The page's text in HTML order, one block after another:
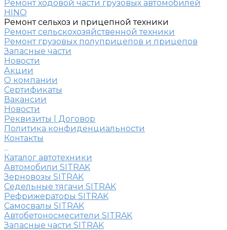
Ремонт ходовой части грузовых автомобилей
HINO
Ремонт сельхоз и прицепной техники
Ремонт сельскохозяйственной техники
Ремонт грузовых полуприцепов и прицепов
Запасные части
Новости
Акции
О компании
Сертификаты
Вакансии
Новости
Реквизиты | Договор
Политика конфиденциальности
Контакты
...
Каталог автотехники
Автомобили SITRAK
Зерновозы SITRAK
Седельные тягачи SITRAK
Рефрижераторы SITRAK
Самосвалы SITRAK
Автобетоносмесители SITRAK
Запасные части SITRAK